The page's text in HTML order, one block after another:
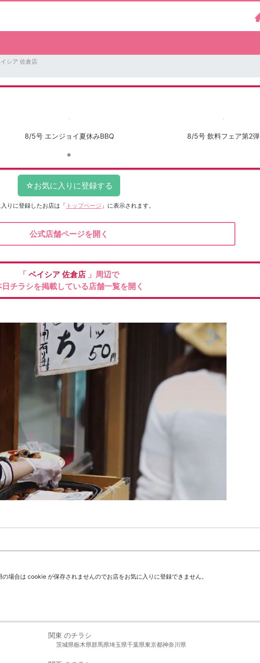
シア 佐倉店
8/5号 エンジョイ夏休みBBQ 8/5号 飲料フェア第2弾
りに登録したお店は 「 トップページ 」に表示されます。
公式店舗ページを開く
「 ベイシア 佐倉店 」周辺で
日チラシを掲載している店舗一覧を開く
場合は cookie が保存されませんのでお店をお気に入りに登録できません。
関東 のチラシ
茨城県栃木県群馬県埼玉県千葉県東京都神奈川県